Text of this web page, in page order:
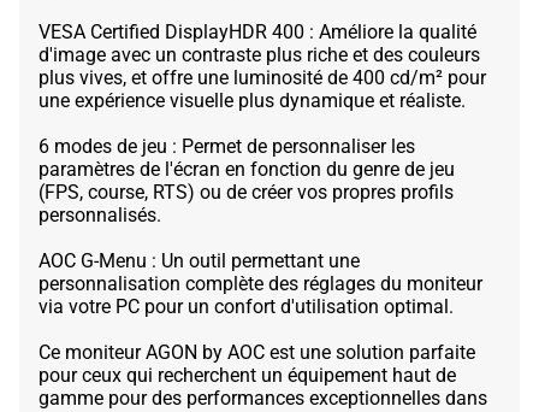
VESA Certified DisplayHDR 400 : Améliore la qualité
d'image avec un contraste plus riche et des couleurs
plus vives, et offre une luminosité de 400 cd/m² pour
une expérience visuelle plus dynamique et réaliste.
6 modes de jeu : Permet de personnaliser les
paramètres de l'écran en fonction du genre de jeu
(FPS, course, RTS) ou de créer vos propres profils
personnalisés.
AOC G-Menu : Un outil permettant une
personnalisation complète des réglages du moniteur
via votre PC pour un confort d'utilisation optimal.
Ce moniteur AGON by AOC est une solution parfaite
pour ceux qui recherchent un équipement haut de
gamme pour des performances exceptionnelles dans